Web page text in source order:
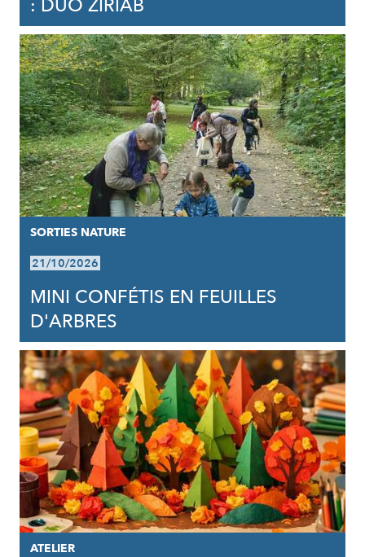
: DUO ZIRIAB
SORTIES NATURE
21/10/2026
MINI CONFÉTIS EN FEUILLES
D'ARBRES
ATELIER